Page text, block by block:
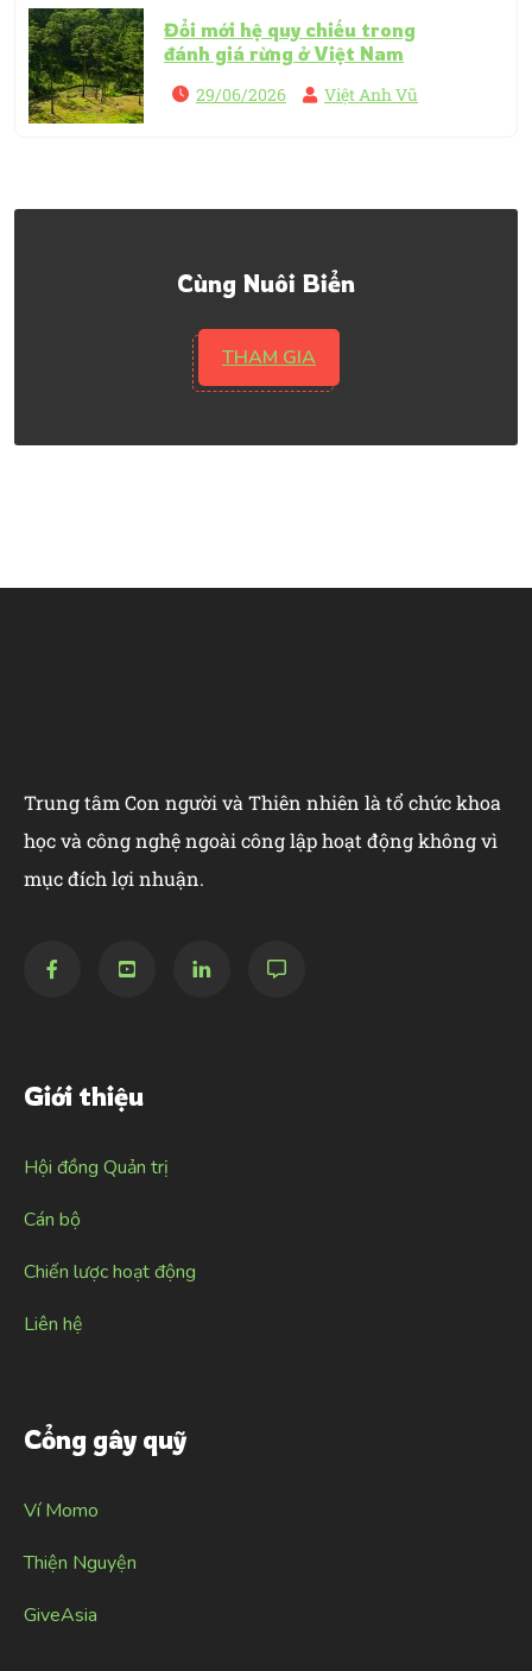
Đổi mới hệ quy chiếu trong
đánh giá rừng ở Việt Nam
29/06/2026 Việt Anh Vũ
Cùng Nuôi Biển
THAM GIA
Trung tâm Con người và Thiên nhiên là tổ chức khoa
học và công nghệ ngoài công lập hoạt động không vì
mục đích lợi nhuận.
Giới thiệu
Hội đồng Quản trị
Cán bộ
Chiến lược hoạt động
Liên hệ
Cổng gây quỹ
Ví Momo
Thiện Nguyện
GiveAsia